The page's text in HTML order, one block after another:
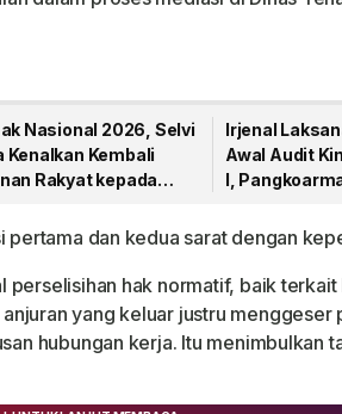
Nasional 2026, Selvi
Kenalkan Kembali
Rakyat kepada
Irjenal
Awal Audit
I,
dan kedua sarat dengan
perselisihan hak normatif, baik
yang keluar justru menggeser
hubungan kerja. Itu menimbulkan